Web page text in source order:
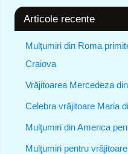
Articole recente
Mulţumiri din Roma
Craiova
Vrăjitoarea Mercedeza
Celebra vrăjitoare Maria
Mulţumiri din America
Mulţumiri pentru